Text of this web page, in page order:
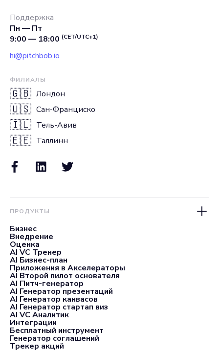
Поддержка
Пн — Пт
9:00 — 18:00 (CET/UTC+1)
hi@pitchbob.io
ФИЛИАЛЫ
🇬🇧 Лондон
🇺🇸 Сан-Франциско
🇮🇱 Тель-Авив
🇪🇪 Таллинн
ПРОДУКТЫ
Бизнес
Внедрение
Оценка
AI VC Тренер
AI Бизнес-план
Приложения в Акселераторы
AI Второй пилот основателя
AI Питч-генератор
AI Генератор презентаций
AI Генератор канвасов
AI Генератор стартап виз
AI VC Аналитик
Интеграции
Бесплатный инструмент
Генератор соглашений
Трекер акций